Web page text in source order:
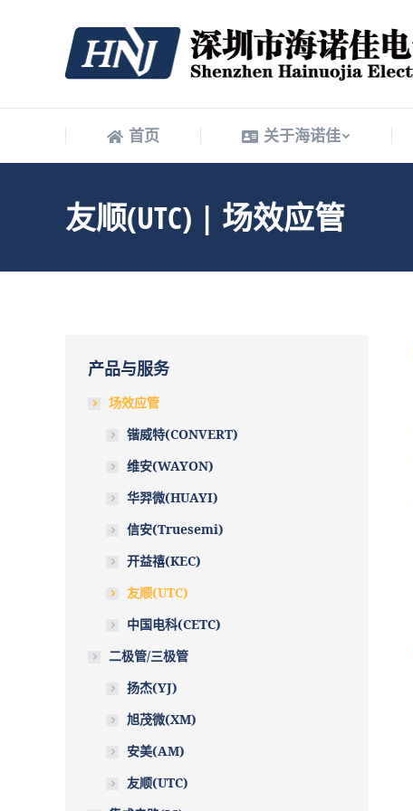
首页 关于海诺佳
友顺(UTC) | 场效应管
产品与服务
场效应管
锴威特(CONVERT)
维安(WAYON)
华羿微(HUAYI)
信安(Truesemi)
开益禧(KEC)
友顺(UTC)
中国电科(CETC)
二极管/三极管
扬杰(YJ)
旭茂微(XM)
安美(AM)
友顺(UTC)
首页 关于海诺佳